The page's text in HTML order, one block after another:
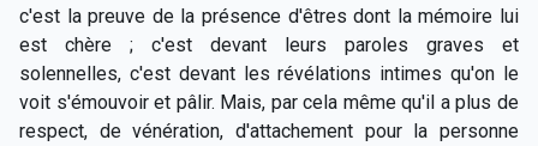
c'est la preuve de la présence d'êtres dont la mémoire lui
est chère ; c'est devant leurs paroles graves et
solennelles, c'est devant les révélations intimes qu'on le
voit s'émouvoir et pâlir. Mais, par cela même qu'il a plus de
respect, de vénération, d'attachement pour la personne